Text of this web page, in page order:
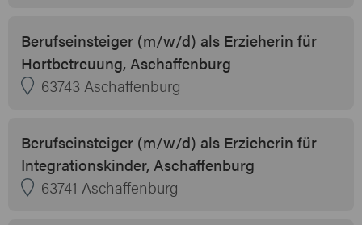
Berufseinsteiger (m/w/d) als Erzieherin für
Hortbetreuung, Aschaffenburg
63743 Aschaffenburg
Berufseinsteiger (m/w/d) als Erzieherin für
Integrationskinder, Aschaffenburg
63741 Aschaffenburg